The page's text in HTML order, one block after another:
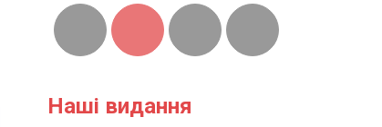
Наші видання